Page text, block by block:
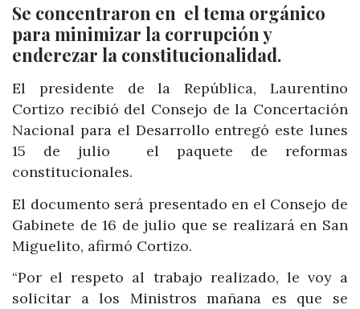
Se concentraron en el tema orgánico
para minimizar la corrupción y
enderezar la constitucionalidad.
El presidente de la República, Laurentino
Cortizo recibió del Consejo de la Concertación
Nacional para el Desarrollo entregó este lunes
15 de julio el paquete de reformas
constitucionales.
El documento será presentado en el Consejo de
Gabinete de 16 de julio que se realizará en San
Miguelito, afirmó Cortizo.
“Por el respeto al trabajo realizado, le voy a
solicitar a los Ministros mañana es que se